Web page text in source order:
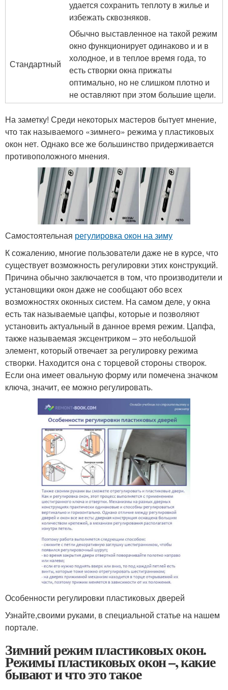
удается сохранить теплоту в жилье и
избежать сквозняков.
Стандартный
Обычно выставленное на такой режим
окно функционирует одинаково и и в
холодное, и в теплое время года, то
есть створки окна прижаты
оптимально, но не слишком плотно и
не оставляют при этом большие щели.
На заметку! Среди некоторых мастеров бытует мнение,
что так называемого «зимнего» режима у пластиковых
окон нет. Однако все же большинство придерживается
противоположного мнения.
Самостоятельная регулировка окон на зиму
К сожалению, многие пользователи даже не в курсе, что
существует возможность регулировки этих конструкций.
Причина обычно заключается в том, что производители и
установщики окон даже не сообщают обо всех
возможностях оконных систем. На самом деле, у окна
есть так называемые цапфы, которые и позволяют
установить актуальный в данное время режим. Цапфа,
также называемая эксцентриком – это небольшой
элемент, который отвечает за регулировку режима
створки. Находится она с торцевой стороны створок.
Если она имеет овальную форму или помечена значком
ключа, значит, ее можно регулировать.
Особенности регулировки пластиковых дверей
Узнайте,своими руками, в специальной статье на нашем
портале.
Зимний режим пластиковых окон.
Режимы пластиковых окон –, какие
бывают и что это такое